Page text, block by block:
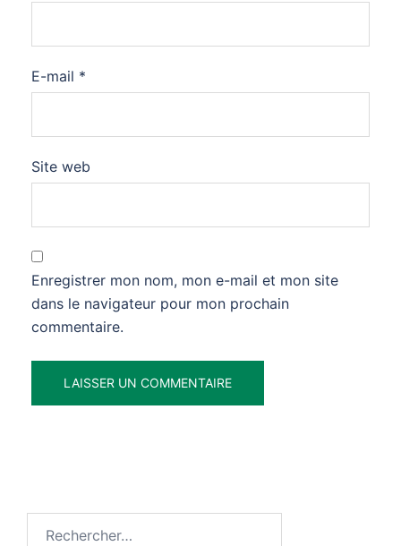
E-mail *
Site web
Enregistrer mon nom, mon e-mail et mon site
dans le navigateur pour mon prochain
commentaire.